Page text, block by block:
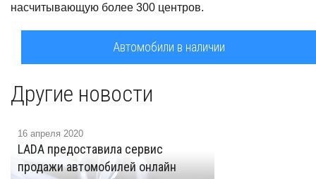
насчитывающую более 300 центров.
Автомобили в наличии
Другие новости
16 апреля 2020
LADA предоставила сервис
продажи автомобилей онлайн